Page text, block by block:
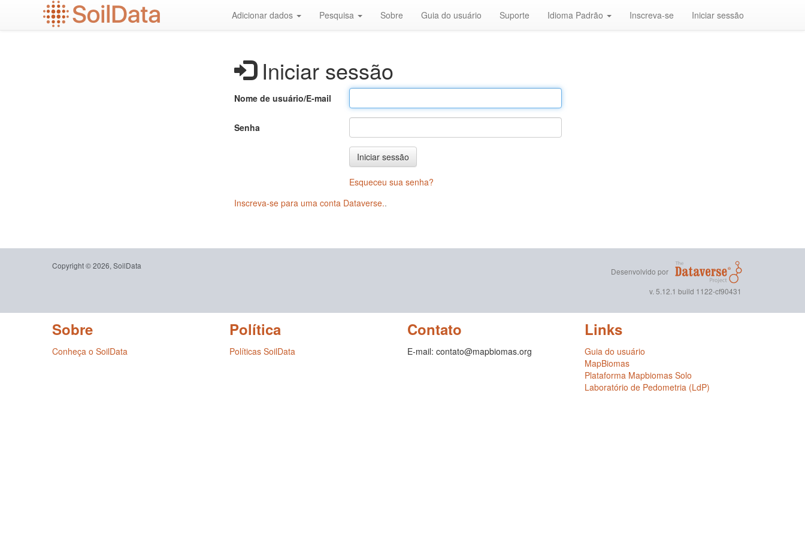
Adicionar dados Pesquisa Sobre Guia do usuário Suporte Idioma Padrão Inscreva-se Iniciar sessão
Iniciar sessão
Nome de usuário/E-mail
Senha
Iniciar sessão
Esqueceu sua senha?
Inscreva-se para uma conta Dataverse..
Copyright © 2026, SoilData
Desenvolvido por
v. 5.12.1 build 1122-cf90431
Sobre
Conheça o SoilData
Política
Políticas SoilData
Contato
E-mail: contato@mapbiomas.org
Links
Guia do usuário
MapBiomas
Plataforma Mapbiomas Solo
Laboratório de Pedometria (LdP)